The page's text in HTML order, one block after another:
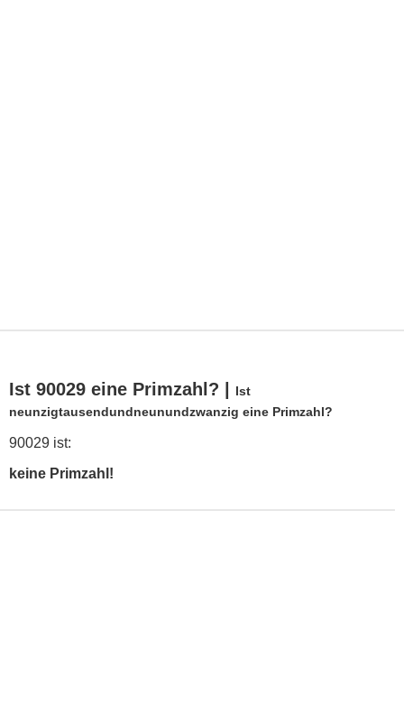
Ist 90029 eine Primzahl? |
Ist
neunzigtausendundneunundzwanzig eine Primzahl?
90029 ist:
keine Primzahl!